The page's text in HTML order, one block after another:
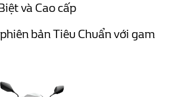
và Cao cấp
bản Tiêu Chuẩn với gam